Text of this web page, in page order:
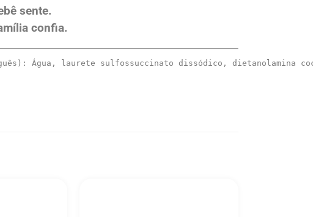
sente.
confia.
Água, laurete sulfossuccinato dissódico,